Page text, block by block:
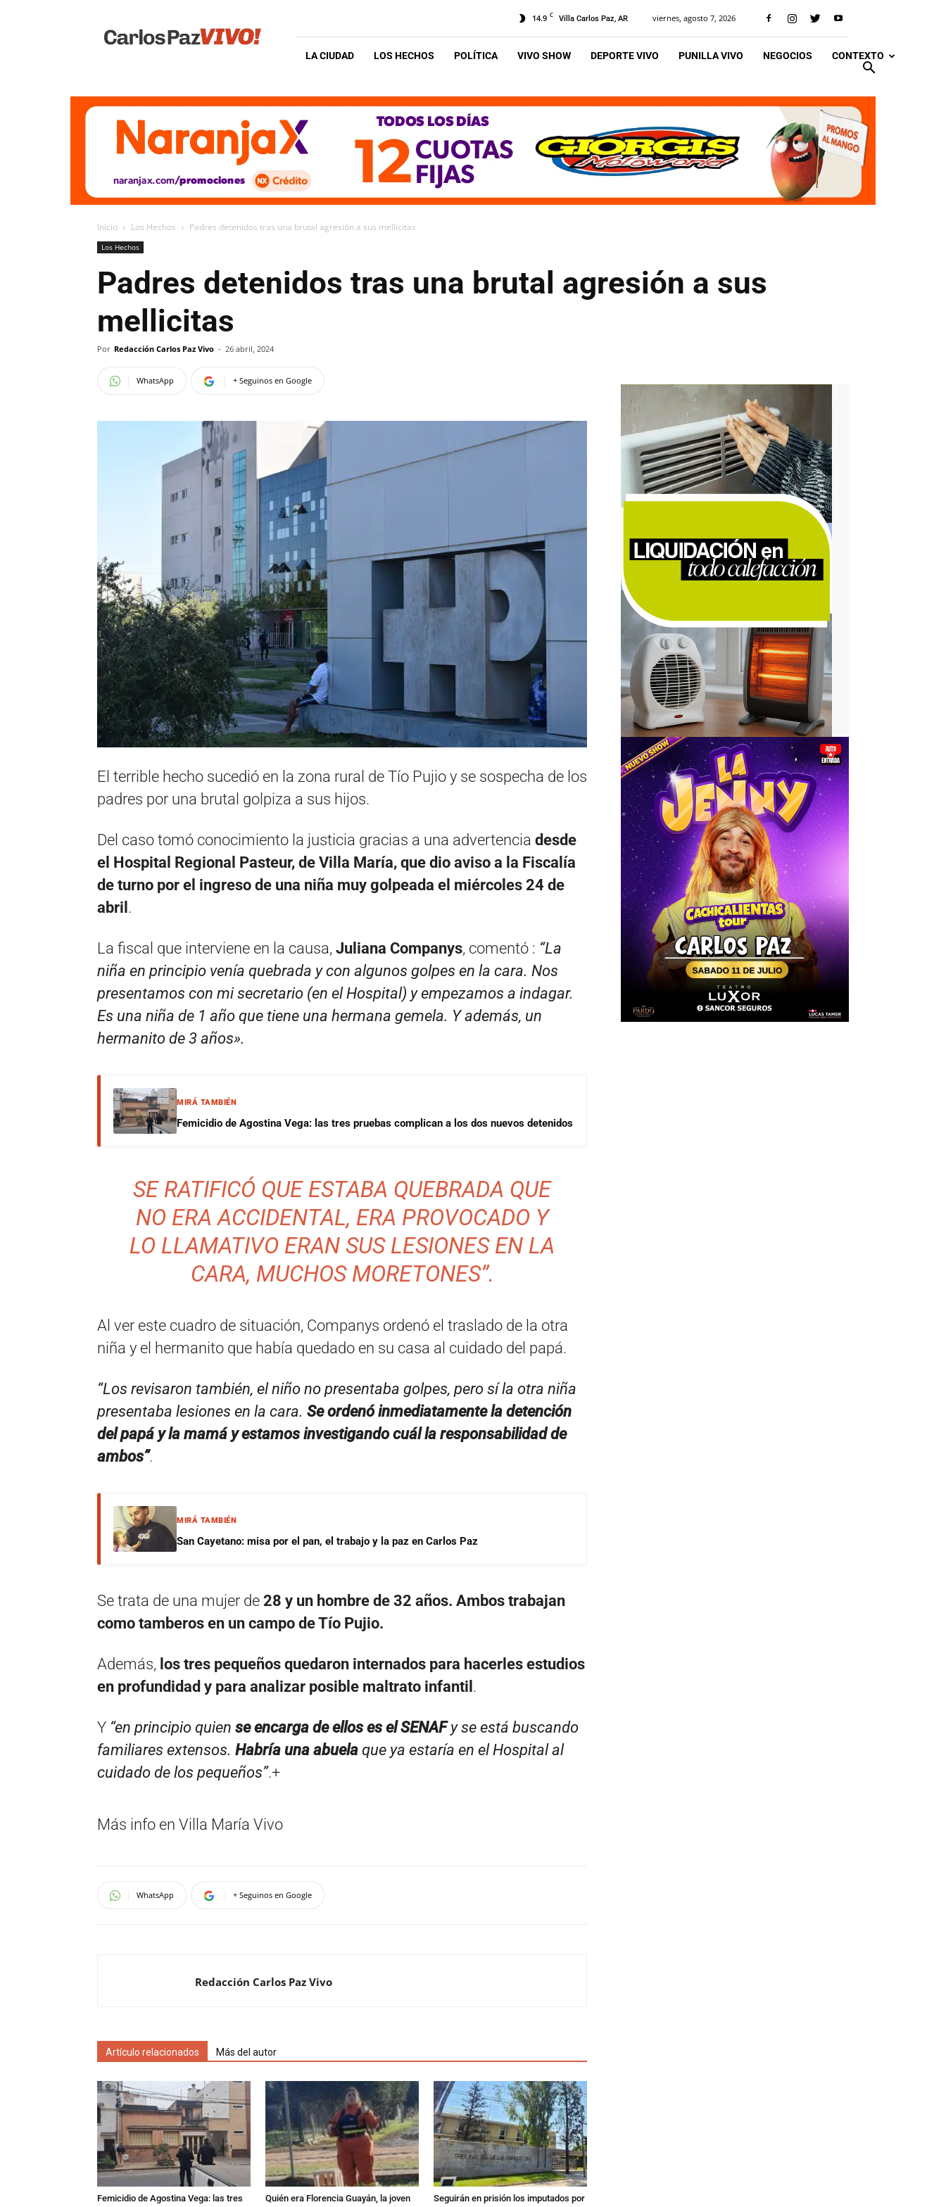
Vivo
14.9 C Villa Carlos Paz, AR viernes, agosto 7, 2026
LA CIUDAD LOS HECHOS POLÍTICA VIVO SHOW DEPORTE VIVO PUNILLA VIVO NEGOCIOS CONTEXTO
Inicio Los Hechos Padres detenidos tras una brutal agresión a sus mellicitas
Los Hechos
Padres detenidos tras una brutal agresión a sus
mellicitas
Por Redacción Carlos Paz Vivo - 26 abril, 2024
WhatsApp + Seguinos en Google
El terrible hecho sucedió en la zona rural de Tío Pujio y se sospecha de los
padres por una brutal golpiza a sus hijos.
Del caso tomó conocimiento la justicia gracias a una advertencia desde
el Hospital Regional Pasteur, de Villa María, que dio aviso a la Fiscalía
de turno por el ingreso de una niña muy golpeada el miércoles 24 de
abril .
La fiscal que interviene en la causa, Juliana Companys, comentó : “La
niña en principio venía quebrada y con algunos golpes en la cara. Nos
presentamos con mi secretario (en el Hospital) y empezamos a indagar.
Es una niña de 1 año que tiene una hermana gemela. Y además, un
hermanito de 3 años».
MIRÁ TAMBIÉN
Femicidio de Agostina Vega: las tres pruebas complican a los dos nuevos detenidos
SE RATIFICÓ QUE ESTABA QUEBRADA QUE
NO ERA ACCIDENTAL, ERA PROVOCADO Y
LO LLAMATIVO ERAN SUS LESIONES EN LA
CARA, MUCHOS MORETONES”.
Al ver este cuadro de situación, Companys ordenó el traslado de la otra
niña y el hermanito que había quedado en su casa al cuidado del papá.
“Los revisaron también, el niño no presentaba golpes, pero sí la otra niña
presentaba lesiones en la cara. Se ordenó inmediatamente la detención
del papá y la mamá y estamos investigando cuál la responsabilidad de
ambos”.
MIRÁ TAMBIÉN
San Cayetano: misa por el pan, el trabajo y la paz en Carlos Paz
Se trata de una mujer de 28 y un hombre de 32 años. Ambos trabajan
como tamberos en un campo de Tío Pujio.
Además, los tres pequeños quedaron internados para hacerles estudios
en profundidad y para analizar posible maltrato infantil .
Y “en principio quien se encarga de ellos es el SENAFy se está buscando
familiares extensos. Habría una abuela que ya estaría en el Hospital al
cuidado de los pequeños”.+
Más info en Villa María Vivo
WhatsApp + Seguinos en Google
Redacción Carlos Paz Vivo
Artículo relacionados Más del autor
Femicidio de Agostina Vega: las tres
Quién era Florencia Guayán, la joven
Seguirán en prisión los imputados por